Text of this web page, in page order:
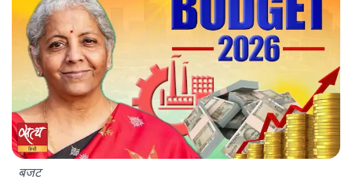
बजट